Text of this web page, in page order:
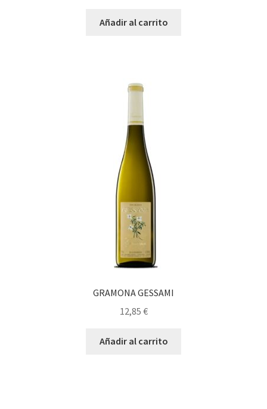
Añadir al carrito
GRAMONA GESSAMI
12,85 €
Añadir al carrito